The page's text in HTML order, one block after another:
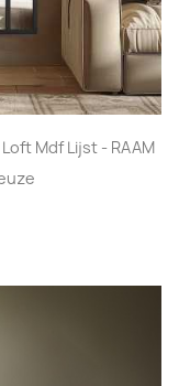
Mdf Lijst - RAAM